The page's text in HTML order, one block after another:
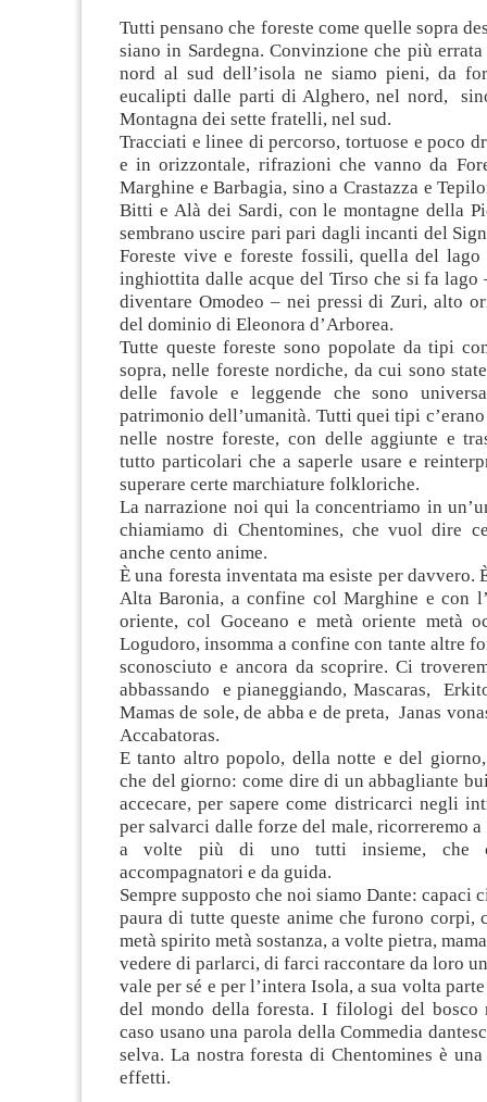
Tutti pensano che foreste come quelle sopra
siano in Sardegna. Convinzione che più
nord al sud dell’isola ne siamo pieni, da
eucalipti dalle parti di Alghero, nel nord,
Montagna dei sette fratelli, nel sud.
Tracciati e linee di percorso, tortuose e poco
e in orizzontale, rifrazioni che vanno da
Marghine e Barbagia, sino a Crastazza e
Bitti e Alà dei Sardi, con le montagne della
sembrano uscire pari pari dagli incanti del
Foreste vive e foreste fossili, quella del lago
inghiottita dalle acque del Tirso che si fa lago
diventare Omodeo – nei pressi di Zuri, alto
del dominio di Eleonora d’Arborea.
Tutte queste foreste sono popolate da tipi
sopra, nelle foreste nordiche, da cui sono
delle favole e leggende che sono
patrimonio dell’umanità. Tutti quei tipi
nelle nostre foreste, con delle aggiunte e
tutto particolari che a saperle usare e
superare certe marchiature folkloriche.
La narrazione noi qui la concentriamo in
chiamiamo di Chentomines, che vuol dire
anche cento anime.
È una foresta inventata ma esiste per davvero.
Alta Baronia, a confine col Marghine e con
oriente, col Goceano e metà oriente metà
Logudoro, insomma a confine con tante altre
sconosciuto e ancora da scoprire. Ci
abbassando e pianeggiando, Mascaras,
Mamas de sole, de abba e de preta, Janas
Accabatoras.
E tanto altro popolo, della notte e del
che del giorno: come dire di un abbagliante
accecare, per sapere come districarci negli
per salvarci dalle forze del male, ricorreremo
a volte più di uno tutti insieme, che
accompagnatori e da guida.
Sempre supposto che noi siamo Dante: capaci
paura di tutte queste anime che furono corpi,
metà spirito metà sostanza, a volte pietra,
vedere di parlarci, di farci raccontare da loro
vale per sé e per l’intera Isola, a sua volta
del mondo della foresta. I filologi del bosco
caso usano una parola della Commedia
selva. La nostra foresta di Chentomines è
effetti.